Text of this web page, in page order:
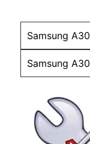
Samsung
Samsung